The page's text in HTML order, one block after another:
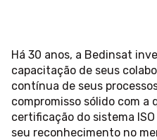
Há 30 anos, a Bedinsat
capacitação de seus
contínua de seus
compromisso sólido com a
certificação do sistema
seu reconhecimento no